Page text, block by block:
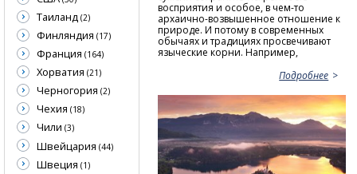
восприятия и особое, в чем-то
архаично-возвышенное отношение к
природе. И потому в современных
обычаях и традициях просвечивают
языческие корни. Например,
Подробнее
Таиланд (2)
Финляндия (17)
Франция (164)
Хорватия (21)
Черногория (2)
Чехия (18)
Чили (3)
Швейцария (44)
Швеция (1)